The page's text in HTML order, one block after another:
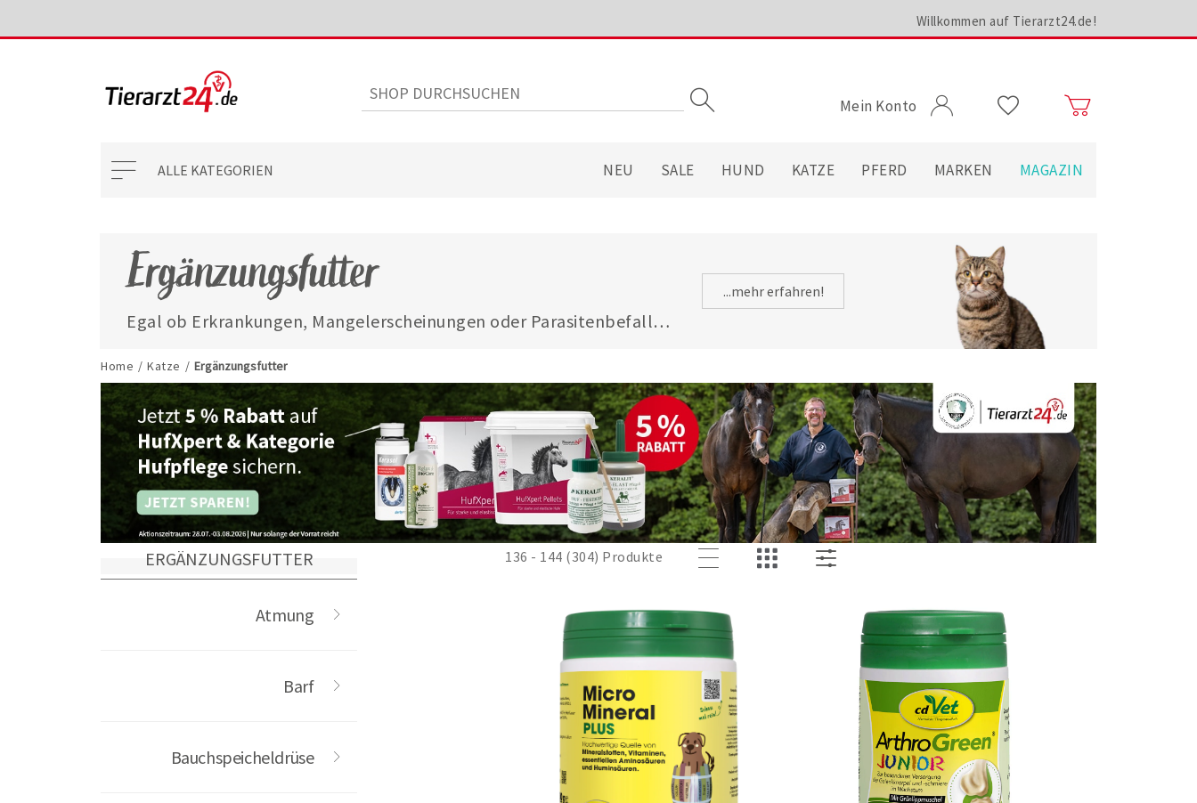
Willkommen auf Tierarzt24.de!
Mein Konto
ALLE KATEGORIEN NEU SALE HUND KATZE PFERD MARKEN MAGAZIN
Home / Katze / Ergänzungsfutter
ERGÄNZUNGSFUTTER
Atmung
Barf
Bauchspeicheldrüse
Ergänzungsfutter
Egal ob Erkrankungen, Mangelerscheinungen oder Parasitenbefall -
jederzeit gut versorgt.
...mehr erfahren!
136 - 144 (304) Produkte